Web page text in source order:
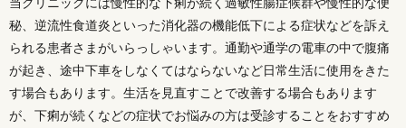
秘、逆流性食道炎といった消化器の機能低下による症状などを訴え
られる患者さまがいらっしゃいます。通勤や通学の電車の中で腹痛
が起き、途中下車をしなくてはならないなど日常生活に使用をきた
す場合もあります。生活を見直すことで改善する場合もあります
が、下痢が続くなどの症状でお悩みの方は受診することをおすすめ